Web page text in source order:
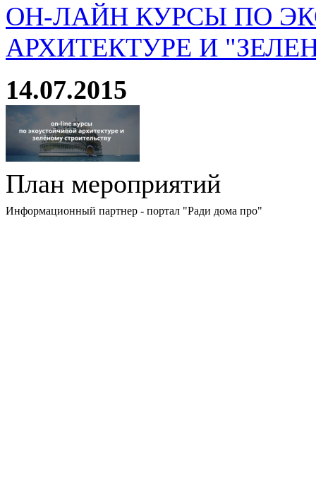
ОН-ЛАЙН КУРСЫ ПО
АРХИТЕКТУРЕ И
14.07.2015
План мероприятий
Информационный партнер - портал "Ради дома про"